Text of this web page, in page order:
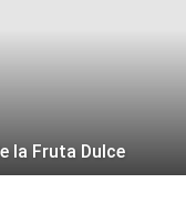
la Fruta Dulce